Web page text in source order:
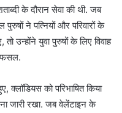
के दौरान सेवा की थी. जब
ने पत्नियों और परिवारों के
उन्होंने युवा पुरुषों के लिए विवाह
फसल.
को परिभाषित किया
जारी रखा. जब वेलेंटाइन के